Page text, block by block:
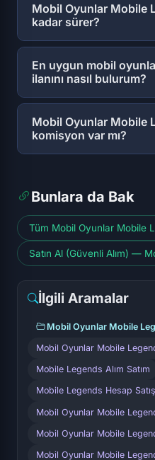
Mobil Oyunlar Mobile
kadar sürer?
En uygun mobil
ilanını nasıl bulurum?
Mobil Oyunlar Mobile
komisyon var mı?
Bunlara da Bak
Tüm Mobil Oyunlar Mobile
Satın Al (Güvenli Alım) —
İlgili Aramalar
Mobil Oyunlar Mobile
Mobil Oyunlar Mobile
Mobile Legends Alım Satım
Mobile Legends Hesap
Mobil Oyunlar Mobile
Mobil Oyunlar Mobile
Mobil Oyunlar Mobile